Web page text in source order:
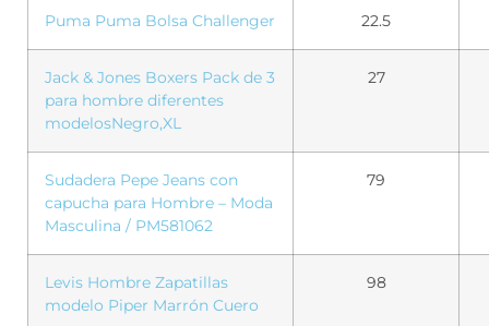
Puma Puma Bolsa Challenger 22.5
Jack & Jones Boxers Pack de 3
para hombre diferentes
modelosNegro,XL
27
Sudadera Pepe Jeans con
capucha para Hombre – Moda
Masculina / PM581062
79
Levis Hombre Zapatillas
modelo Piper Marrón Cuero
98